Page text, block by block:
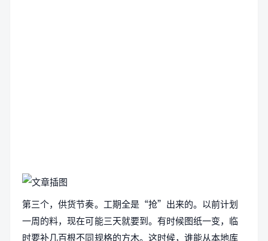
第三个，供货节奏。工期全是“抢”出来的。以前计划
一周的料，现在可能三天就要到。有时候图纸一变，临
时要补几百根不同规格的方木。这时候，谁能从本地库